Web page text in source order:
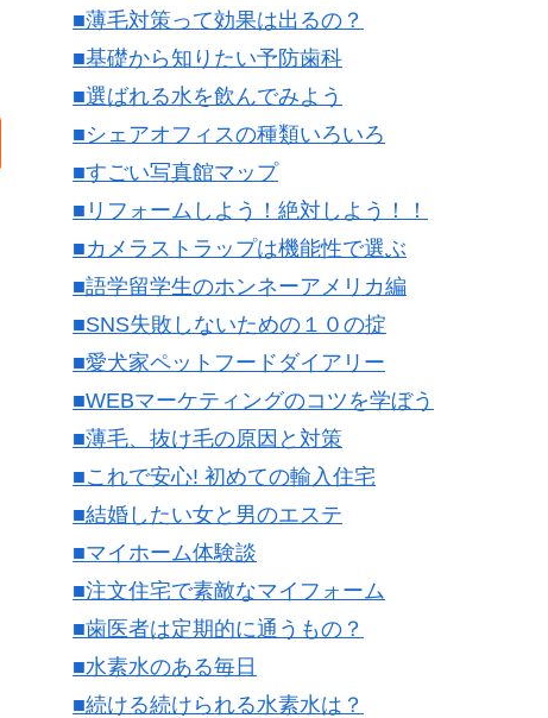
■薄毛対策って効果は出るの？
■基礎から知りたい予防歯科
■選ばれる水を飲んでみよう
■シェアオフィスの種類いろいろ
■すごい写真館マップ
■リフォームしよう！絶対しよう！！
■カメラストラップは機能性で選ぶ
■語学留学生のホンネーアメリカ編
■SNS失敗しないための１０の掟
■愛犬家ペットフードダイアリー
■WEBマーケティングのコツを学ぼう
■薄毛、抜け毛の原因と対策
■これで安心! 初めての輸入住宅
■結婚したい女と男のエステ
■マイホーム体験談
■注文住宅で素敵なマイフォーム
■歯医者は定期的に通うもの？
■水素水のある毎日
■続ける続けられる水素水は？